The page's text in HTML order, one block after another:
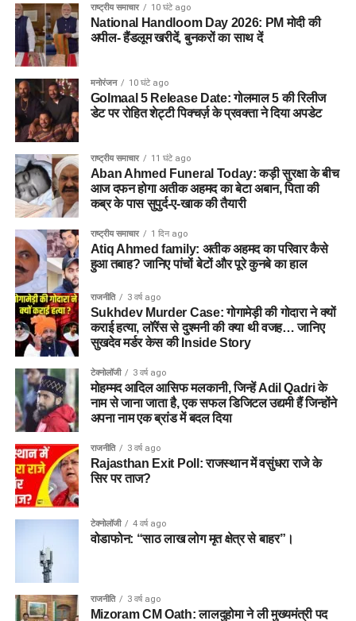
राष्ट्रीय समाचार 10 घंटे ago
National Handloom Day 2026: PM मोदी की
अपील- हैंडलूम खरीदें, बुनकरों का साथ दें
मनोरंजन 10 घंटे ago
Golmaal 5 Release Date: गोलमाल 5 की रिलीज
डेट पर रोहित शेट्टी पिक्चर्ज़ के प्रवक्ता ने दिया अपडेट
राष्ट्रीय समाचार 11 घंटे ago
Aban Ahmed Funeral Today: कड़ी सुरक्षा के बीच
आज दफन होगा अतीक अहमद का बेटा अबान, पिता की
कब्र के पास सुपुर्द-ए-खाक की तैयारी
राष्ट्रीय समाचार 1 दिन ago
Atiq Ahmed family: अतीक अहमद का परिवार कैसे
हुआ तबाह? जानिए पांचों बेटों और पूरे कुनबे का हाल
राजनीति 3 वर्ष ago
Sukhdev Murder Case: गोगामेड़ी की गोदारा ने क्यों
कराई हत्या, लॉरेंस से दुश्मनी की क्या थी वजह… जानिए
सुखदेव मर्डर केस की Inside Story
टेक्नोलॉजी 3 वर्ष ago
मोहम्मद आदिल आसिफ मलकानी, जिन्हें Adil Qadri के
नाम से जाना जाता है, एक सफल डिजिटल उद्यमी हैं जिन्होंने
अपना नाम एक ब्रांड में बदल दिया
राजनीति 3 वर्ष ago
Rajasthan Exit Poll: राजस्थान में वसुंधरा राजे के
सिर पर ताज?
टेक्नोलॉजी 4 वर्ष ago
वोडाफोन: “साठ लाख लोग मृत क्षेत्र से बाहर”।
राजनीति 3 वर्ष ago
Mizoram CM Oath: लालदुहोमा ने ली मुख्यमंत्री पद